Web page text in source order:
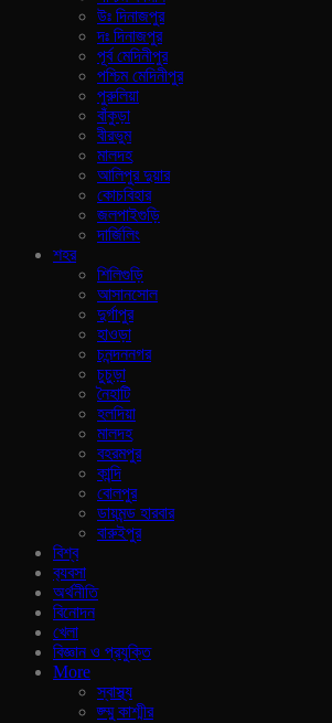
উঃ দিনাজপুর
দঃ দিনাজপুর
পূর্ব মেদিনীপুর
পশ্চিম মেদিনীপুর
পুরুলিয়া
বাঁকুড়া
বীরভুম
মালদহ
আলিপুর দুয়ার
কোচবিহার
জলপাইগুড়ি
দার্জিলিং
শহর
শিলিগুড়ি
আসানসোল
দুর্গাপুর
হাওড়া
চনন্দননগর
চুচুড়া
নৈহাটি
হলদিয়া
মালদহ
বহরমপুর
কান্দি
বোলপুর
ডায়মন্ড হারবার
বারুইপুর
বিশ্ব
ব‍্যবসা
অর্থনীতি
বিনোদন
খেলা
বিজ্ঞান ও প্রযুক্তি
More
স্বাস্থ্য
জ্ম্মু কাশ্মীর